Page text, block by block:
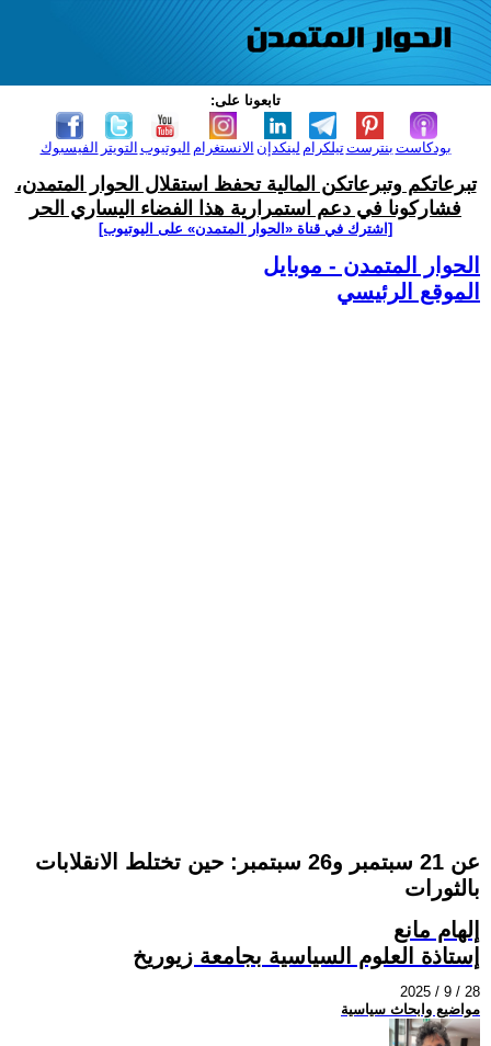
تابعونا على:
الفيسبوك التويتر اليوتيوب الانستغرام لينكدإن تيلكرامبنترست بودكاست
تبرعاتكم وتبرعاتكن المالية تحفظ استقلال الحوار المتمدن،
فشاركونا في دعم استمرارية هذا الفضاء اليساري الحر
[اشترك في قناة ‫«الحوار المتمدن» على اليوتيوب]
الحوار المتمدن - موبايل
الموقع الرئيسي
عن 21 سبتمبر و26 سبتمبر: حين تختلط الانقلابات
بالثورات
إلهام مانع
إستاذة العلوم السياسية بجامعة زيوريخ
2025 / 9 / 28
مواضيع وابحاث سياسية